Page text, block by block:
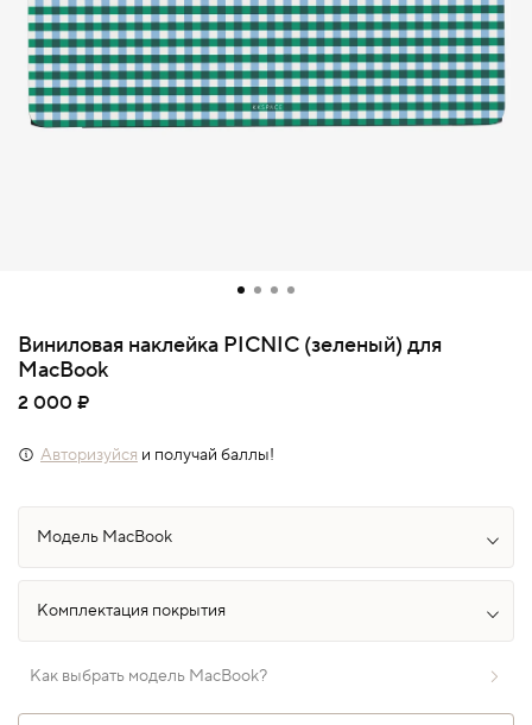
Виниловая наклейка PICNIC (зеленый) для
MacBook
2 000 ₽
Авторизуйся и получай баллы!
Как выбрать модель MacBook?